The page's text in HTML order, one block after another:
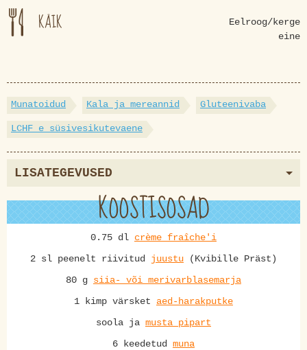
KÄIK
Eelroog/kerge
eine
Munatoidud Kala ja mereannid Gluteenivaba
LCHF e süsivesikutevaene
LISATEGEVUSED
KOOSTISOSAD
0.75 dl crème fraîche'i
2 sl peenelt riivitud juustu (Kvibille Präst)
80 g siia- või merivarblasemarja
1 kimp värsket aed-harakputke
soola ja musta pipart
6 keedetud muna